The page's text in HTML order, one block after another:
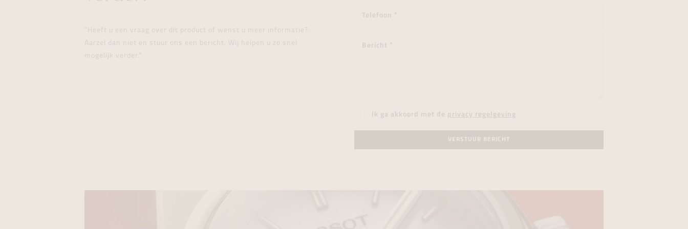
"Heeft u een vraag over dit product of wenst u meer informatie?
Aarzel dan niet en stuur ons een bericht. Wij helpen u zo snel
mogelijk verder."
Ik ga akkoord met de privacy regelgeving
VERSTUUR BERICHT